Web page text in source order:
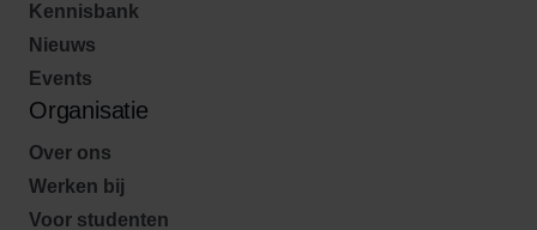
Kennisbank
Nieuws
Events
Organisatie
Over ons
Werken bij
Voor studenten